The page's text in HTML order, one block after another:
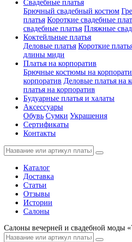
Свадебные платья
Брючный свадебный костюм
платья Короткие свадебные
свадебные платья Пляжные
Коктейльные платья
Деловые платья Короткие
длины миди
Платья на корпоратив
Брючные костюмы на
корпоратив Деловые платья на
платья на корпоратив
Будуарные платья и халаты
Аксессуары
Обувь Сумки Украшения
Сертификаты
Контакты
Каталог
Доставка
Статьи
Отзывы
Истории
Салоны
Салоны вечерней и свадебной моды